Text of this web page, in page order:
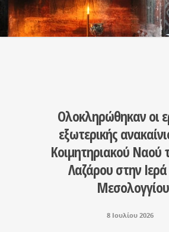
Ολοκληρώθηκαν οι
εξωτερικής
Κοιμητηριακού Ναού
Λαζάρου στην
Μεσολογγίου
8 Ιουλίου 2026